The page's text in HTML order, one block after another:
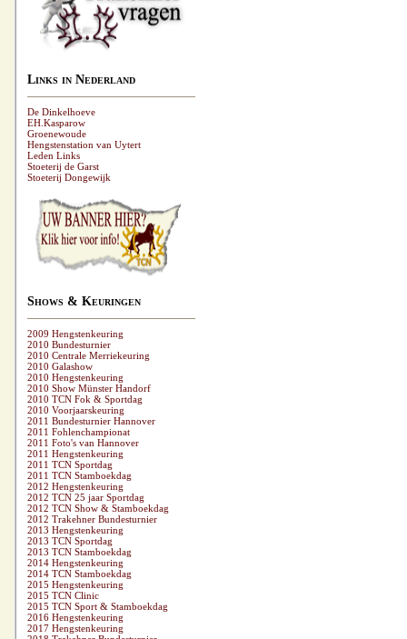
Links in Nederland
De Dinkelhoeve
EH.Kasparow
Groenewoude
Hengstenstation van Uytert
Leden Links
Stoeterij de Garst
Stoeterij Dongewijk
Shows & Keuringen
2009 Hengstenkeuring
2010 Bundesturnier
2010 Centrale Merriekeuring
2010 Galashow
2010 Hengstenkeuring
2010 Show Münster Handorf
2010 TCN Fok & Sportdag
2010 Voorjaarskeuring
2011 Bundesturnier Hannover
2011 Fohlenchampionat
2011 Foto's van Hannover
2011 Hengstenkeuring
2011 TCN Sportdag
2011 TCN Stamboekdag
2012 Hengstenkeuring
2012 TCN 25 jaar Sportdag
2012 TCN Show & Stamboekdag
2012 Trakehner Bundesturnier
2013 Hengstenkeuring
2013 TCN Sportdag
2013 TCN Stamboekdag
2014 Hengstenkeuring
2014 TCN Stamboekdag
2015 Hengstenkeuring
2015 TCN Clinic
2015 TCN Sport & Stamboekdag
2016 Hengstenkeuring
2017 Hengstenkeuring